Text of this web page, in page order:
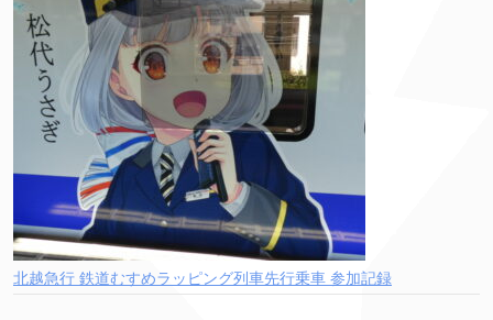
北越急行 鉄道むすめラッピング列車先行乗車 参加記録